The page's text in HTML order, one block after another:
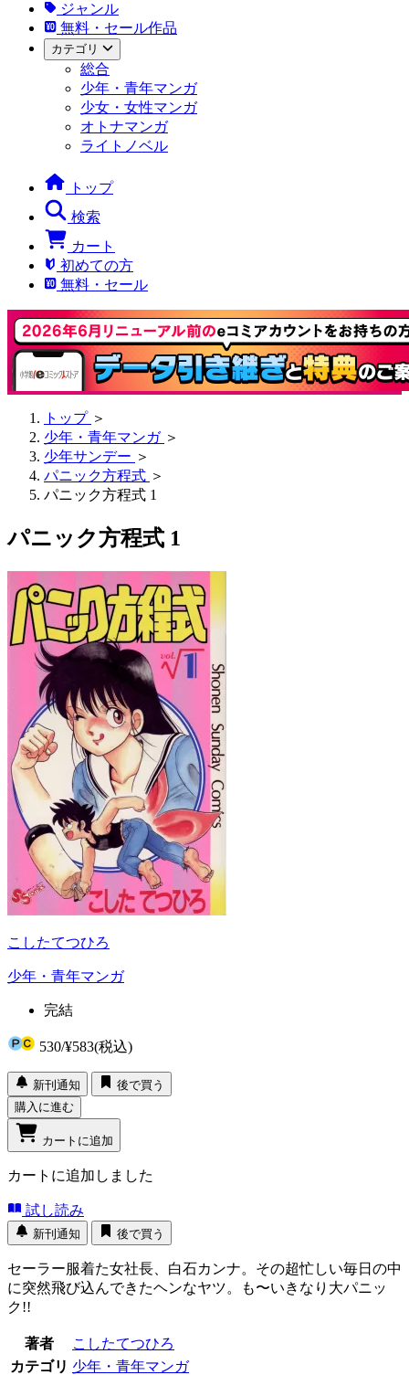
ジャンル
無料・セール作品
カテゴリ
総合
少年・青年マンガ
少女・女性マンガ
オトナマンガ
ライトノベル
トップ
検索
カート
初めての方
無料・セール
トップ ＞
少年・青年マンガ ＞
少年サンデー ＞
パニック方程式 ＞
パニック方程式 1
パニック方程式 1
こしたてつひろ
少年・青年マンガ
完結
530/¥583(税込)
新刊通知
後で買う
購入に進む
カートに追加
カートに追加しました
試し読み
新刊通知 後で買う
セーラー服着た女社長、白石カンナ。その超忙しい毎日の中
に突然飛び込んできたヘンなヤツ。も〜いきなり大パニッ
ク!!
著者
こしたてつひろ
カテゴリ 少年・青年マンガ